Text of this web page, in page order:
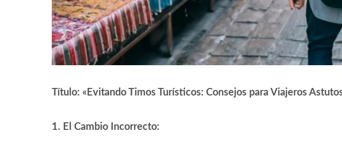
Título: «Evitando Timos Turísticos: Consejos para Viajeros
1. El Cambio Incorrecto: